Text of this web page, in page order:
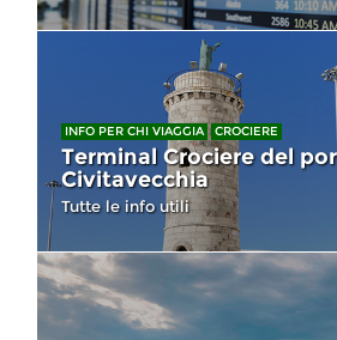
INFO PER CHI VIAGGIA CROCIERE
Terminal Crociere del
Civitavecchia
Tutte le info utili